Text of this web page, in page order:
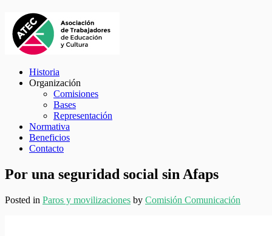
Historia
Organización
Comisiones
Bases
Representación
Normativa
Beneficios
Contacto
Por una seguridad social sin Afaps
Posted in Paros y movilizaciones by Comisión Comunicación